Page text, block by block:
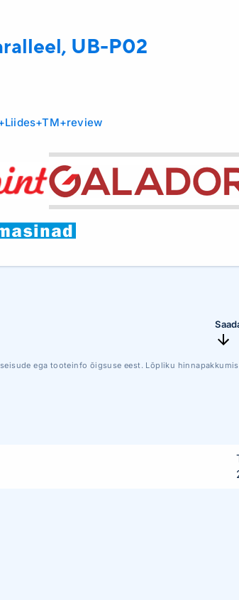
UB-P02
ega tooteinfo õigsuse eest. Lõpliku